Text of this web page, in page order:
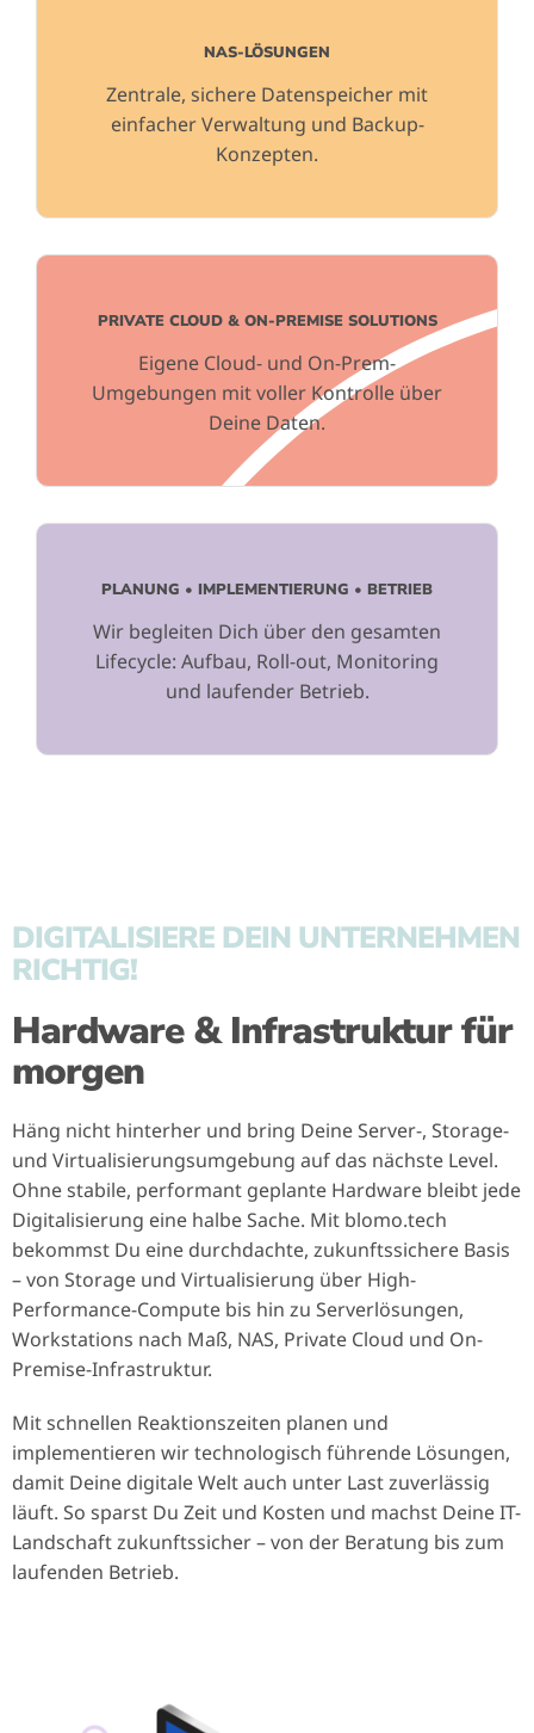
NAS-LÖSUNGEN
Zentrale, sichere Datenspeicher mit
einfacher Verwaltung und Backup-
Konzepten.
PRIVATE CLOUD & ON-PREMISE SOLUTIONS
Eigene Cloud- und On-Prem-
Umgebungen mit voller Kontrolle über
Deine Daten.
PLANUNG • IMPLEMENTIERUNG • BETRIEB
Wir begleiten Dich über den gesamten
Lifecycle: Aufbau, Roll-out, Monitoring
und laufender Betrieb.
DIGITALISIERE DEIN UNTERNEHMEN
RICHTIG!
Hardware & Infrastruktur für
morgen
Häng nicht hinterher und bring Deine Server-, Storage-
und Virtualisierungsumgebung auf das nächste Level.
Ohne stabile, performant geplante Hardware bleibt jede
Digitalisierung eine halbe Sache. Mit blomo.tech
bekommst Du eine durchdachte, zukunftssichere Basis
– von Storage und Virtualisierung über High-
Performance-Compute bis hin zu Serverlösungen,
Workstations nach Maß, NAS, Private Cloud und On-
Premise-Infrastruktur.
Mit schnellen Reaktionszeiten planen und
implementieren wir technologisch führende Lösungen,
damit Deine digitale Welt auch unter Last zuverlässig
läuft. So sparst Du Zeit und Kosten und machst Deine IT-
Landschaft zukunftssicher – von der Beratung bis zum
laufenden Betrieb.